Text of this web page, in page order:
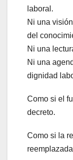
laboral.
Ni una
del
Ni una
Ni una
dignidad
Como si el
decreto.
Como si la